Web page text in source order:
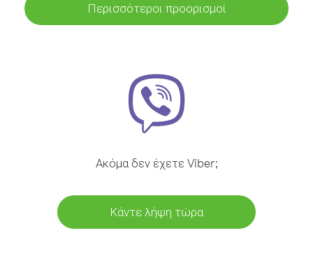
Περισσότεροι προορισμοί
Ακόμα δεν έχετε Viber;
Κάντε λήψη τώρα